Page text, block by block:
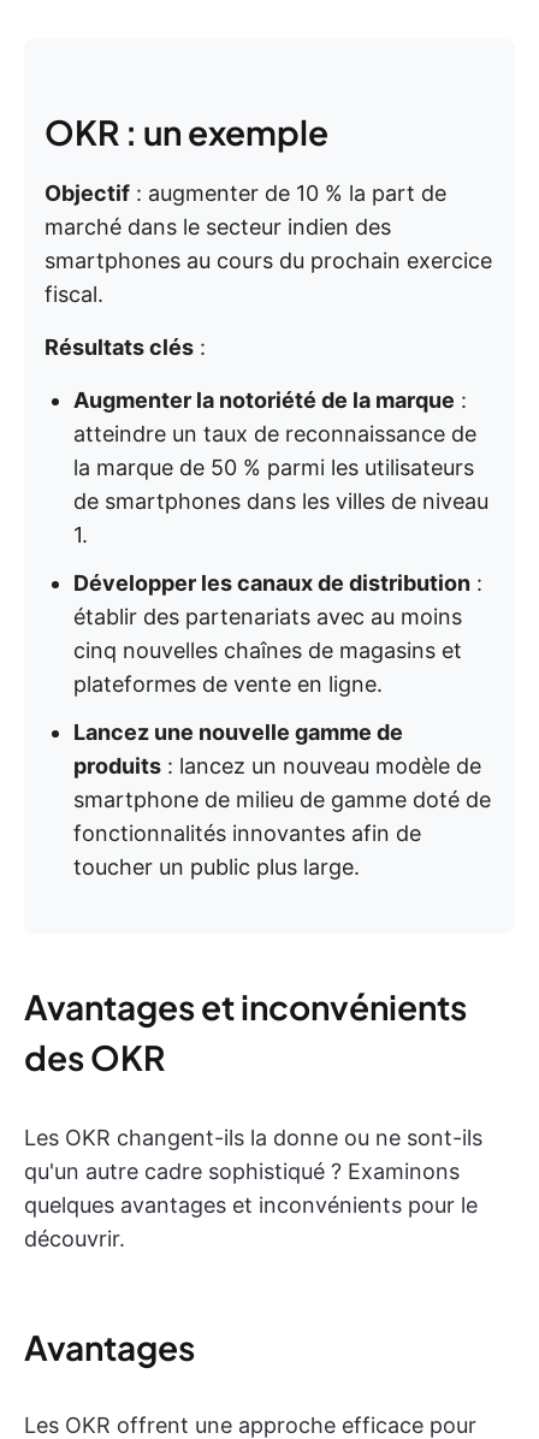
OKR : un exemple
Objectif : augmenter de 10 % la part de
marché dans le secteur indien des
smartphones au cours du prochain exercice
fiscal.
Résultats clés :
Augmenter la notoriété de la marque :
atteindre un taux de reconnaissance de
la marque de 50 % parmi les utilisateurs
de smartphones dans les villes de niveau
1.
Développer les canaux de distribution :
établir des partenariats avec au moins
cinq nouvelles chaînes de magasins et
plateformes de vente en ligne.
Lancez une nouvelle gamme de
produits : lancez un nouveau modèle de
smartphone de milieu de gamme doté de
fonctionnalités innovantes afin de
toucher un public plus large.
Avantages et inconvénients
des OKR
Les OKR changent-ils la donne ou ne sont-ils
qu'un autre cadre sophistiqué ? Examinons
quelques avantages et inconvénients pour le
découvrir.
Avantages
Les OKR offrent une approche efficace pour